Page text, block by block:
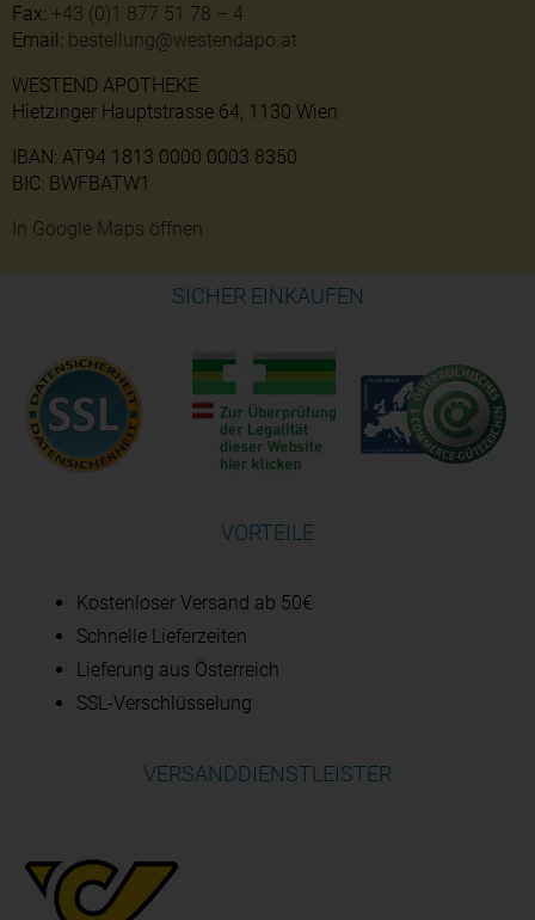
Fax: +43 (0)1 877 51 78 – 4
Email: bestellung@westendapo.at
WESTEND APOTHEKE
Hietzinger Hauptstrasse 64, 1130 Wien
IBAN: AT94 1813 0000 0003 8350
BIC: BWFBATW1
In Google Maps öffnen
SICHER EINKAUFEN
VORTEILE
Kostenloser Versand ab 50€
Schnelle Lieferzeiten
Lieferung aus Österreich
SSL-Verschlüsselung
VERSANDDIENSTLEISTER